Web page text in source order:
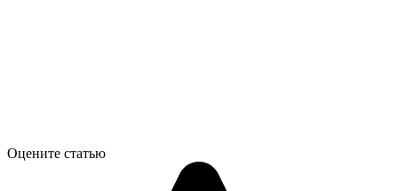
Оцените статью